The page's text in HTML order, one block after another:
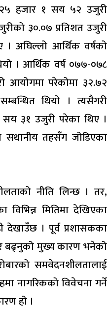
हजार १ सय ५२ उजुरी
३०.०७ प्रतिशत उजुरी
। अघिल्लो आर्थिक वर्षको
। आर्थिक वर्ष ०७७-०७८
परेकोमा ३२.७२
थियो । त्यसैगरी
३१ उजुरी परेका थिए ।
सथानीय तहसँग जोडिएका
नीति लिन्छ । तर,
मितिमा देखिएका
देखाउँछ । पूर्व प्रशासकका
बढ्नुको मुख्य कारण भनेको
समवेदनशीलतालाई
नागरिकको विवेचना गर्ने
हो ।